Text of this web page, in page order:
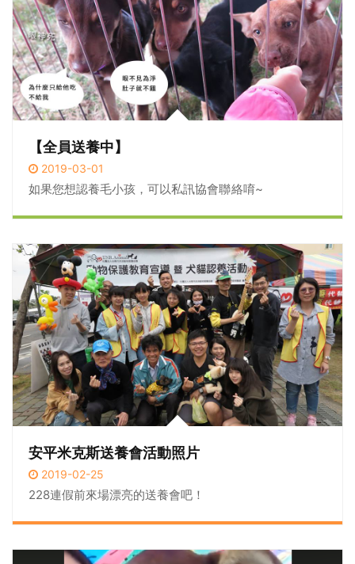
【全員送養中】
2019-03-01
如果您想認養毛小孩，可以私訊協會聯絡唷~
安平米克斯送養會活動照片
2019-02-25
228連假前來場漂亮的送養會吧！